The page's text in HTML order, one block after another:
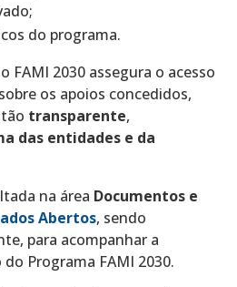
do programa.
FAMI 2030 assegura o acesso
os apoios concedidos,
transparente,
das entidades e da
na área Documentos e
Abertos, sendo
para acompanhar a
Programa FAMI 2030.